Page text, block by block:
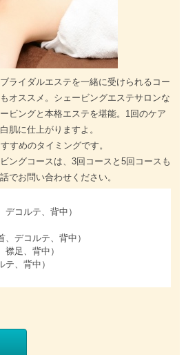
ライダルエステを一緒に受けられるコー
オススメ。シェービングエステサロンな
ビングと本格エステを堪能。1回のケア
肌に仕上がりますよ。
すめのタイミングです。
ングコースは、3回コースと5回コースも
でお問い合わせください。
コルテ、背中）
デコルテ、背中）
足、背中）
、背中）